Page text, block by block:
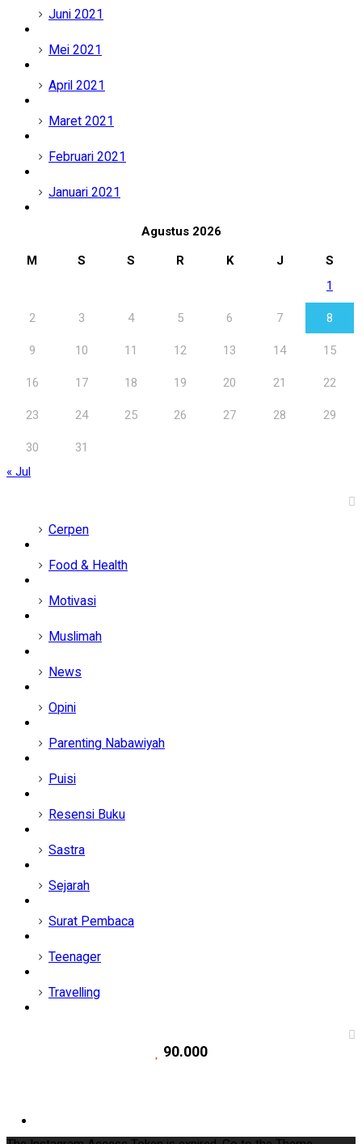
Juni 2021
Mei 2021
April 2021
Maret 2021
Februari 2021
Januari 2021
Agustus 2026
M
S S R K J
S
1
2 3 4 5 6 7 8
9 10 11 12 13 14 15
16 17 18 19 20 21 22
23 24 25 26 27 28 29
30
31
« Jul
Cerpen
Food & Health
Motivasi
Muslimah
News
Opini
Parenting Nabawiyah
Puisi
Resensi Buku
Sastra
Sejarah
Surat Pembaca
Teenager
Travelling
90.000